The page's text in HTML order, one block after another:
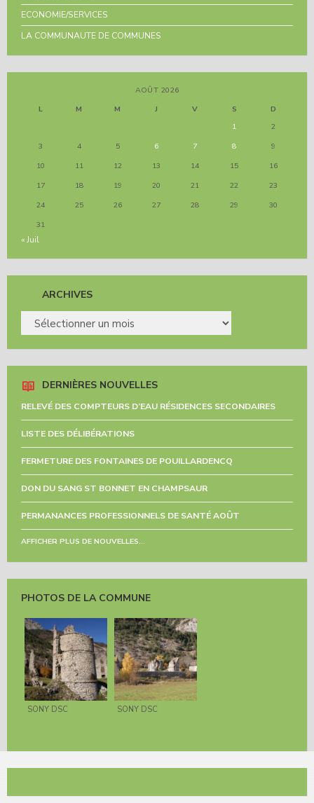
ECONOMIE/SERVICES
LA COMMUNAUTE DE COMMUNES
AOÛT 2026
L
M M J V S
D
1
2
3
4 5 6 7 8
9
10
11 12 13 14 15
16
17
18 19 20 21 22
23
24
25 26 27 28 29
30
31
« Juil
ARCHIVES
DERNIÈRES NOUVELLES
RELEVÉ DES COMPTEURS D’EAU RÉSIDENCES SECONDAIRES
LISTE DES DÉLIBÉRATIONS
FERMETURE DES FONTAINES DE POUILLARDENCQ
DON DU SANG ST BONNET EN CHAMPSAUR
PERMANANCES PROFESSIONNELS DE SANTÉ AOÛT
AFFICHER PLUS DE NOUVELLES...
PHOTOS DE LA COMMUNE
SONY DSC SONY DSC